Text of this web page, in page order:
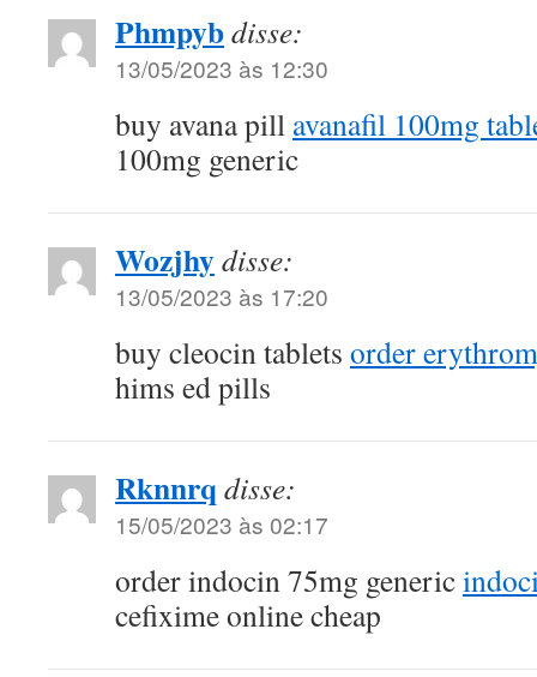
Phmpybdisse:
13/05/2023 às 12:30
buy avana pill avanafil 100mg
100mg generic
Wozjhydisse:
13/05/2023 às 17:20
buy cleocin tablets order
hims ed pills
Rknnrq disse:
15/05/2023 às 02:17
order indocin 75mg generic
cefixime online cheap